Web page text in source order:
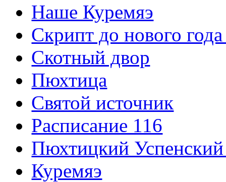
Наше Куремяэ
Скрипт до нового года
Cкотный двор
Пюхтица
Святой источник
Расписание 116
Пюхтицкий
Куремяэ